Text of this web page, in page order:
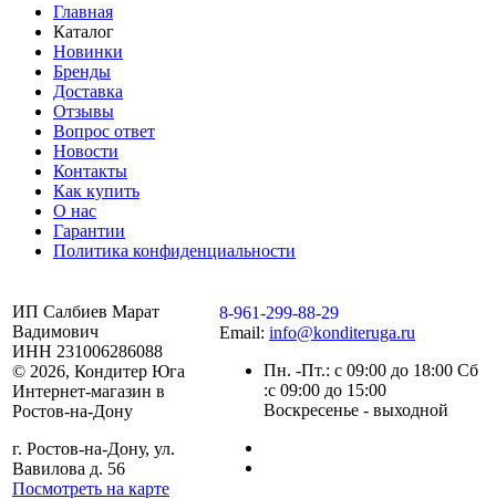
Главная
Каталог
Новинки
Бренды
Доставка
Отзывы
Вопрос ответ
Новости
Контакты
Как купить
О нас
Гарантии
Политика конфиденциальности
ИП Салбиев Марат
Вадимович
ИНН 231006286088
© 2026, Кондитер Юга
Интернет-магазин в
Ростов-на-Дону
г. Ростов-на-Дону, ул.
Вавилова д. 56
Посмотреть на карте
8-961-299-88-29
Email: info@konditeruga.ru
Пн. -Пт.: с 09:00 до 18:00 Сб
:с 09:00 до 15:00
Воскресенье - выходной